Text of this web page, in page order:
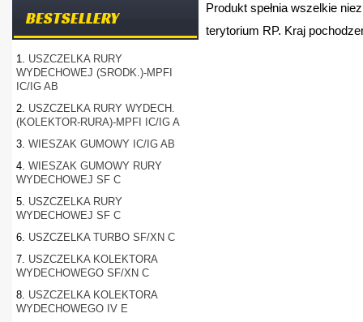
BESTSELLERY
1. USZCZELKA RURY
WYDECHOWEJ (SRODK.)-MPFI
IC/IG AB
2. USZCZELKA RURY WYDECH.
(KOLEKTOR-RURA)-MPFI IC/IG A
3. WIESZAK GUMOWY IC/IG AB
4. WIESZAK GUMOWY RURY
WYDECHOWEJ SF C
5. USZCZELKA RURY
WYDECHOWEJ SF C
6. USZCZELKA TURBO SF/XN C
7. USZCZELKA KOLEKTORA
WYDECHOWEGO SF/XN C
8. USZCZELKA KOLEKTORA
WYDECHOWEGO IV E
Produkt spełnia wszelkie
terytorium RP. Kraj